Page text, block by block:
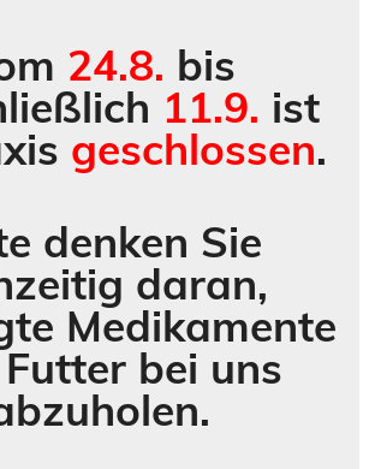
24.8. bis
11.9. ist
geschlossen.
denken Sie
daran,
Medikamente
bei uns